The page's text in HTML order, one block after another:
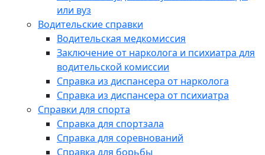
или вуз
Водительские справки
Водительская медкомиссия
Заключение от нарколога и психиатра для
водительской комиссии
Справка из диспансера от нарколога
Справка из диспансера от психиатра
Справки для спорта
Справка для спортзала
Справка для соревнований
Справка для борьбы